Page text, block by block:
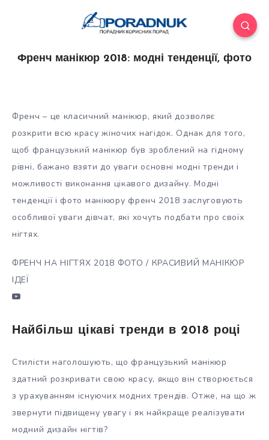
Френч манікюр 2018: модні тенденції, фото
Френч – це класичний манікюр, який дозволяє
розкрити всю красу жіночих нагідок. Однак для того,
щоб французький манікюр був зроблений на гідному
рівні, бажано взяти до уваги основні модні тренди і
можливості виконання цікавого дизайну. Модні
тенденції і фото манікюру френч 2018 заслуговують
особливої уваги дівчат, які хочуть подбати про своїх
нігтях.
ФРЕНЧ НА НІГТЯХ 2018 ФОТО / КРАСИВИЙ МАНІКЮР
ІДЕЇ
Найбільш цікаві тренди в 2018 році
Стилісти наголошують, що французький манікюр
здатний розкривати свою красу, якщо він створюється
з урахуванням існуючих модних трендів. Отже, на що ж
звернути підвищену увагу і як найкраще реалізувати
модний дизайн нігтів?